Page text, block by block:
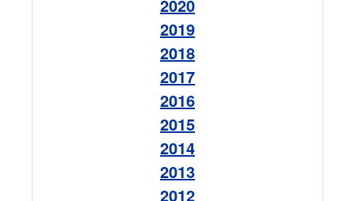
2020
2019
2018
2017
2016
2015
2014
2013
2012